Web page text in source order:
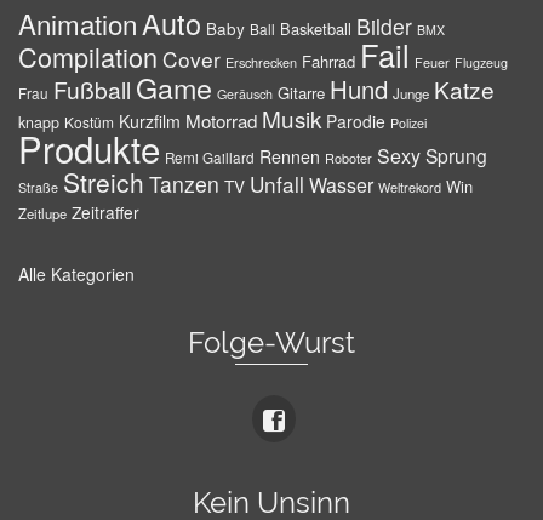
AnimationAuto Baby Ball Basketball Bilder BMX
Compilation Cover Erschrecken Fahrrad Fail Feuer Flugzeug
Frau Fußball Game Geräusch Gitarre Hund Junge Katze
knapp Kostüm Kurzfilm Motorrad Musik Parodie Polizei
Produkte Remi Gaillard Rennen Roboter SexySprung
Straße Streich Tanzen TV Unfall Wasser Weltrekord Win
Zeitlupe Zeitraffer
Alle Kategorien
Folge-Wurst
Kein Unsinn